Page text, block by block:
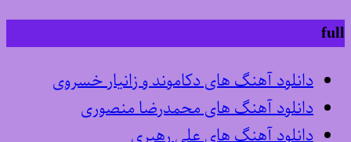
full
دانلود آهنگ های دکاموند و زانیار خسروی
دانلود آهنگ های محمدرضا منصوری
دانلود آهنگ های علی رهبری